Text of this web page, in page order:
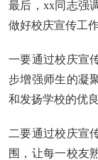
最后，xx同志强
做好校庆宣传工作
一要通过校庆宣
步增强师生的凝
和发扬学校的优
二要通过校庆宣
围，让每一校友